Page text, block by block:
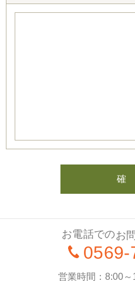
お電話での お
0569-
営業時間 8:00～